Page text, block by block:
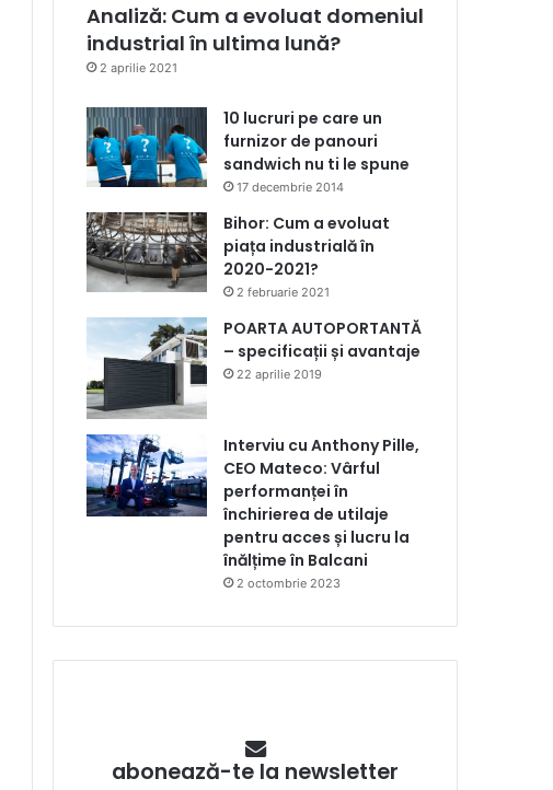
Analiză: Cum a evoluat domeniul
industrial în ultima lună?
2 aprilie 2021
10 lucruri pe care un
furnizor de panouri
sandwich nu ti le spune
17 decembrie 2014
Bihor: Cum a evoluat
piața industrială în
2020-2021?
2 februarie 2021
POARTA AUTOPORTANTĂ
– specificații și avantaje
22 aprilie 2019
Interviu cu Anthony Pille,
CEO Mateco: Vârful
performanței în
închirierea de utilaje
pentru acces și lucru la
înălțime în Balcani
2 octombrie 2023
abonează-te la newsletter